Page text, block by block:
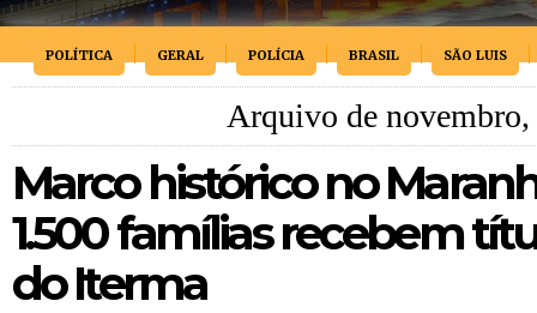
POLÍTICA GERAL POLÍCIA BRASIL SÃO LUIS
Arquivo de
Marco histórico no
1.500 famílias recebem
do Iterma